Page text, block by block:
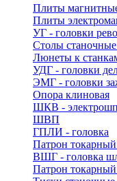
Плиты
Плиты
УГ - головки
Столы
Люнеты к
УДГ - головки
ЭМГ - головки
Опора клиновая
ШКВ -
ШВП
ГПЛИ - головка
Патрон
ВШГ - головка
Патрон